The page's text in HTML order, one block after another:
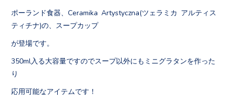
ポーランド食器、Ceramika Artystyczna(ツェラミカ アルティス
ティチナ)の、スープカップ
が登場です。
350ml入る大容量ですのでスープ以外にもミニグラタンを作った
り
応用可能なアイテムです！